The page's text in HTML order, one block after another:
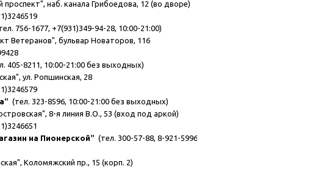
проспект", наб. канала Грибоедова, 12 (во дворе)
756-1677, +7(931)349-94-28, 10:00-21:00)
Ветеранов", бульвар Новаторов, 116
405-8211, 10:00-21:00 без выходных)
ул. Ропшинская, 28
" (тел. 323-8596, 10:00-21:00 без выходных)
8-я линия В.О., 53 (вход под аркой)
на Пионерской" (тел. 300-57-88, 8-921-5996947,
Коломяжский пр., 15 (корп. 2)